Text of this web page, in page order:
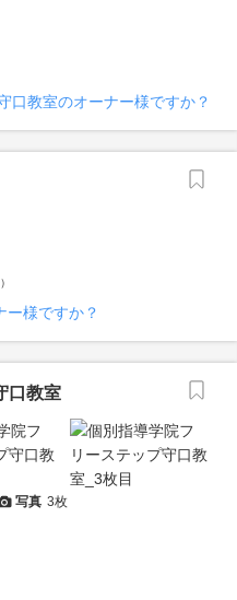
口教室のオーナー様ですか？
ー様ですか？
口教室
写真 3枚